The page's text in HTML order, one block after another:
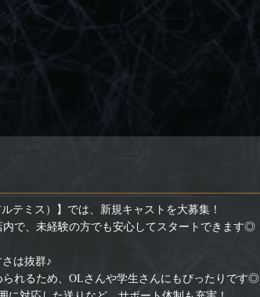
テミス）】では、新規キャストを大募集！
で、未経験の方でも安心してスタートできます◎
は抜群♪
られるため、OLさんや学生さんにもぴったりです◎